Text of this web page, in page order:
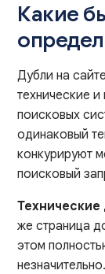
Какие
Дубли на
технические
поисковых
одинаковый
конкурируют
поисковый
Технические
же страница
этом